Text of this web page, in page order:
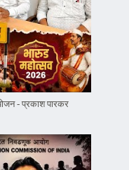
- प्रकाश पारकर